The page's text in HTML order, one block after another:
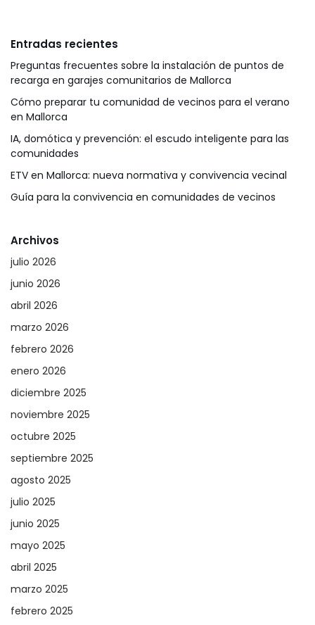
Entradas recientes
Preguntas frecuentes sobre la instalación de puntos de
recarga en garajes comunitarios de Mallorca
Cómo preparar tu comunidad de vecinos para el verano
en Mallorca
IA, domótica y prevención: el escudo inteligente para las
comunidades
ETV en Mallorca: nueva normativa y convivencia vecinal
Guía para la convivencia en comunidades de vecinos
Archivos
julio 2026
junio 2026
abril 2026
marzo 2026
febrero 2026
enero 2026
diciembre 2025
noviembre 2025
octubre 2025
septiembre 2025
agosto 2025
julio 2025
junio 2025
mayo 2025
abril 2025
marzo 2025
febrero 2025